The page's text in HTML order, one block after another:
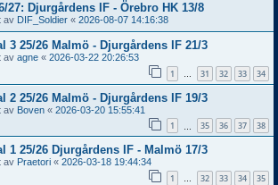
27: Djurgårdens IF - Örebro HK 13/8
av DIF_Soldier « 2026-08-07 14:16:38
3 25/26 Malmö - Djurgårdens IF 21/3
av agne « 2026-03-22 20:26:53
1 … 31 32 33 34
2 25/26 Malmö - Djurgårdens IF 19/3
av Boven « 2026-03-20 15:55:41
1 35 36 37 38
1 25/26 Djurgårdens IF - Malmö 17/3
av Praetori « 2026-03-18 19:44:34
1 … 32 33 34 35